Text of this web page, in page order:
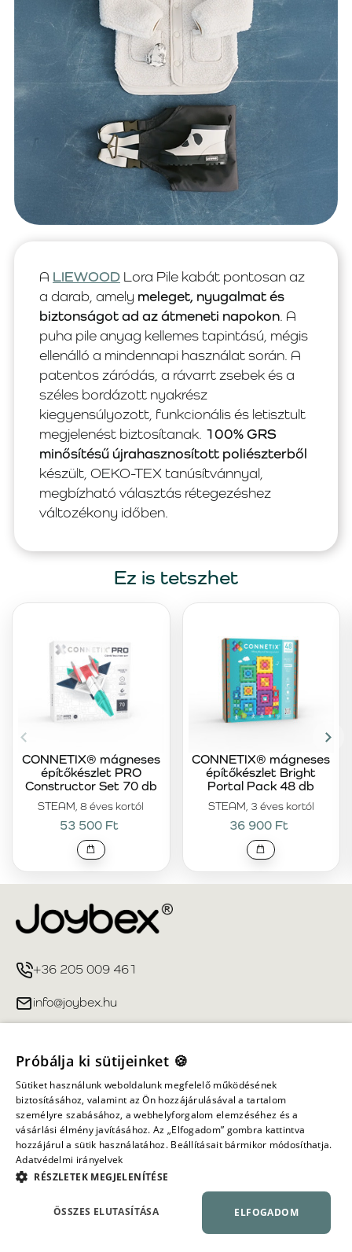
A LIEWOOD Lora Pile kabát pontosan az
a darab, amely meleget, nyugalmat és
biztonságot ad az átmeneti napokon. A
puha pile anyag kellemes tapintású, mégis
ellenálló a mindennapi használat során. A
patentos záródás, a rávarrt zsebek és a
széles bordázott nyakrész
kiegyensúlyozott, funkcionális és letisztult
megjelenést biztosítanak. 100% GRS
minősítésű újrahasznosított poliészterből
készült, OEKO-TEX tanúsítvánnyal,
megbízható választás rétegezéshez
változékony időben.
Ez is tetszhet
STEAM, 8 éves kortól
CONNETIX® mágneses
építőkészlet PRO
Constructor Set 70 db
53 500 Ft
STEAM, 3 éves kortól
CONNETIX® mágneses
építőkészlet Bright
Portal Pack 48 db
36 900 Ft
+36 205 009 461
info@joybex.hu
Fiókom
Információ
Minden jog fenntartva ©
Próbálja ki sütijeinket 🍪
Sütiket használunk weboldalunk megfelelő működésének
biztosításához, valamint az Ön hozzájárulásával a tartalom
személyre szabásához, a webhelyforgalom elemzéséhez és a
vásárlási élmény javításához. Az „Elfogadom” gombra kattintva
hozzájárul a sütik használatához. Beállításait bármikor módosíthatja.
Adatvédelmi irányelvek
RÉSZLETEK MEGJELENÍTÉSE
ELFOGADOM
ÖSSZES ELUTASÍTÁSA